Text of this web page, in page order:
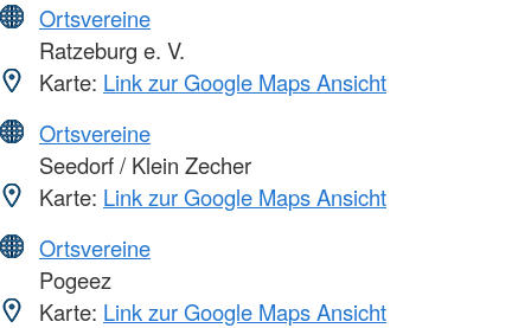
Ortsvereine
Ratzeburg e. V.
Karte: Link zur Google Maps Ansicht
Ortsvereine
Seedorf / Klein Zecher
Karte: Link zur Google Maps Ansicht
Ortsvereine
Pogeez
Karte: Link zur Google Maps Ansicht